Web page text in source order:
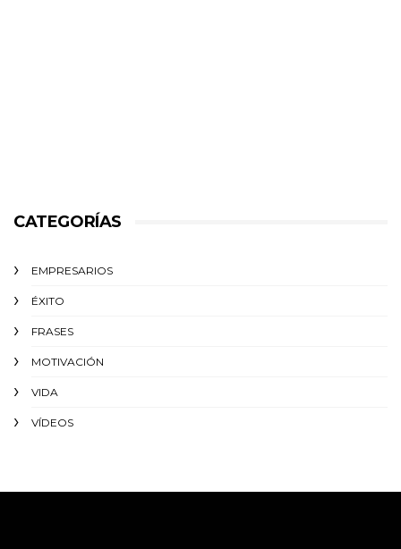
CATEGORÍAS
EMPRESARIOS
ÉXITO‬
FRASES
MOTIVACIÓN
VIDA
VÍDEOS